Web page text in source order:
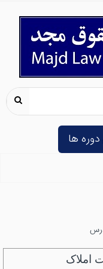
املاک